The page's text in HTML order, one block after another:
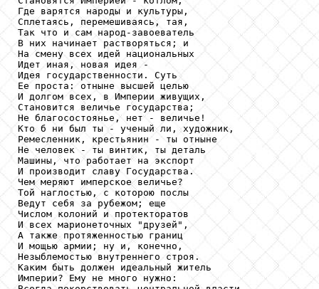
Где варятся народы и культуры,
Сплетаясь, перемешиваясь, тая,
Так что и сам народ-завоеватель
В них начинает растворяться; и
На смену всех идей национальных
Идет иная, новая идея -
Идея государственности. Суть
Ее проста: отныне высшей целью
И долгом всех, в Империи живущих,
Становится величье государства;
Не благосостоянье, нет - величье!
Кто б ни был ты - ученый ли, художник,
Ремесленник, крестьянин - ты отныне
Не человек - ты винтик, ты деталь
Машины, что работает на экспорт
И производит славу Государства.
Чем меряют имперское величье?
Той наглостью, с которою послы
Ведут себя за рубежом; еще
Числом колоний и протекторатов
И всех марионеточных "друзей",
А также протяженностью границ
И мощью армии; ну и, конечно,
Незыблемостью внутреннего строя.
Каким быть должен идеальный житель
Империи? Ему не много нужно: